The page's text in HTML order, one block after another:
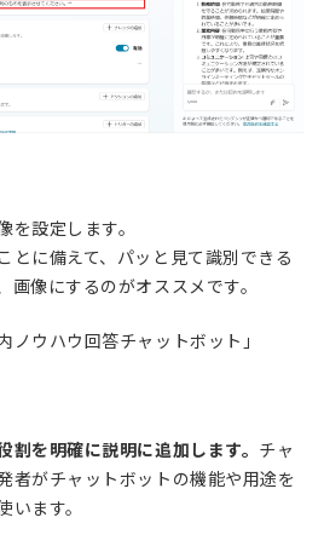
設定します。
とに備えて、パッと見て識別できる
像にするのがオススメです。
ノウハウ回答チャットボット」
割を明確に説明に追加します。 チャ
者がチャットボットの機能や用途を
ます。